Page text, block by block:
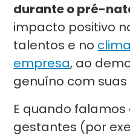
durante o pré-
impacto positivo
talentos e no
empresa, ao
genuíno com
E quando
gestantes (por